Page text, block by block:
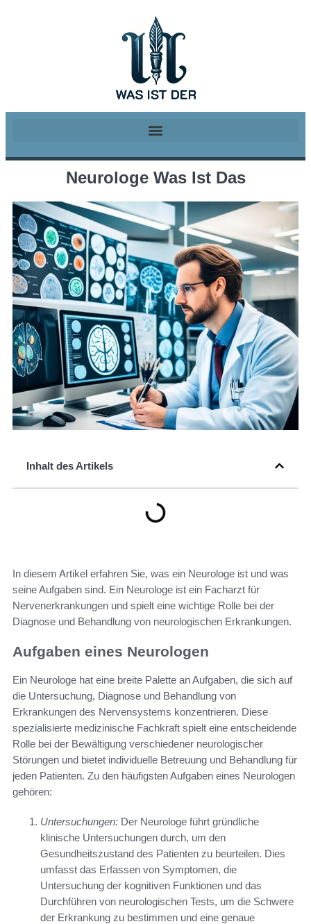
Neurologe Was Ist Das
Inhalt des Artikels
In diesem Artikel erfahren Sie, was ein Neurologe ist und was
seine Aufgaben sind. Ein Neurologe ist ein Facharzt für
Nervenerkrankungen und spielt eine wichtige Rolle bei der
Diagnose und Behandlung von neurologischen Erkrankungen.
Aufgaben eines Neurologen
Ein Neurologe hat eine breite Palette an Aufgaben, die sich auf
die Untersuchung, Diagnose und Behandlung von
Erkrankungen des Nervensystems konzentrieren. Diese
spezialisierte medizinische Fachkraft spielt eine entscheidende
Rolle bei der Bewältigung verschiedener neurologischer
Störungen und bietet individuelle Betreuung und Behandlung für
jeden Patienten. Zu den häufigsten Aufgaben eines Neurologen
gehören:
Untersuchungen: Der Neurologe führt gründliche
klinische Untersuchungen durch, um den
Gesundheitszustand des Patienten zu beurteilen. Dies
umfasst das Erfassen von Symptomen, die
Untersuchung der kognitiven Funktionen und das
Durchführen von neurologischen Tests, um die Schwere
der Erkrankung zu bestimmen und eine genaue